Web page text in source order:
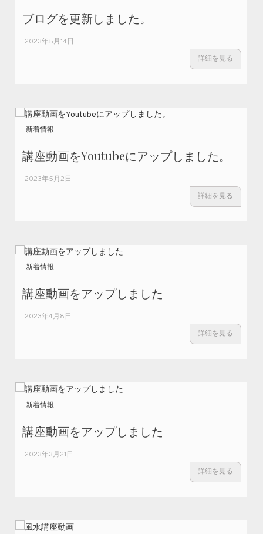
ブログを更新しました。
2023年5月14日
詳細を見る
新着情報
講座動画をYoutubeにアップしました。
2023年5月2日
詳細を見る
新着情報
講座動画をアップしました
2023年4月8日
詳細を見る
新着情報
講座動画をアップしました
2023年3月21日
詳細を見る